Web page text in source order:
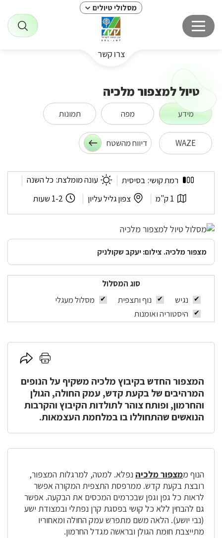
מסלולי טיולים
צרו קשר
טיול למצפור מלכיה
מידע מפה תמונות
WAZE דיווח מהשטח
טיול
למצפור
רמת קושי: בסיסית עונה מומלצת: כל השנה
אורך 1 ק"מ
לפי צפון גליל עליון
משך 1-2 שעות
מצפור מלכיה. צילום: יעקב שקולניק
סוג המסלול
נגיש
נוף ותצפית
מסלול מעגלי
היסטוריה ואומנות
לחץ
להדפסה
לחץ
לשיתוף
המצפור החדש בקיבוץ מלכיה משקיף על הנופים
המרהיבים של בקעת קדש, עמק החולה, הגולן
והחרמון, ופותח צוהר לתולדות הקיבוץ והקרבות
הנואשים שהתחוללו בו במלחמת העצמאות.
הנוף ממצפור מלכיה נפלא. למטה, למרגלות המצפור,
רובצת בקעת קדש. ממרפסת התצפית המקורה אפשר
לראות כל גפן וגפן שבכרמים המכסים את הבקעה. אפשר
גם להבחין ללא כל קושי בפסגת קרן נפתלי ובמצודת ישע
(נבי יושע). הלאה משם מתפרש עמק החולה ומאחוריו
מתייצבת חומת הגולן ובראשה מגדל החרמון.